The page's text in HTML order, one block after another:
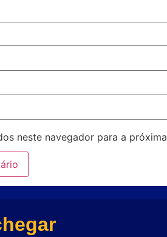
neste navegador para a